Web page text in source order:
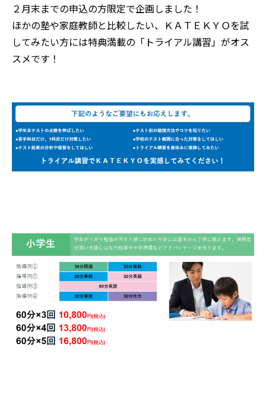
２月末までの申込の方限定で企画しました！
ほかの塾や家庭教師と比較したい、ＫＡＴＥＫＹＯを試
してみたい方には特典満載の「トライアル講習」がオス
スメです！